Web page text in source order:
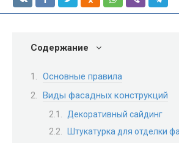
Содержание
Основные правила
Виды фасадных конструкций
Декоративный сайдинг
Штукатурка для отделки